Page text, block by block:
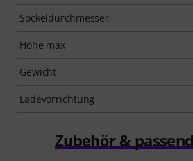
Sockeldurchmesser
Höhe max
Gewicht
Ladevorrichtung
Zubehör &